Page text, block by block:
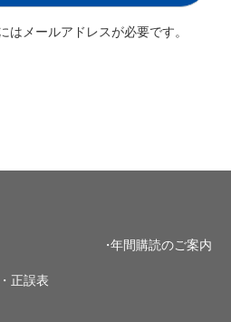
はメールアドレスが必要です。
年間購読のご案内
正誤表